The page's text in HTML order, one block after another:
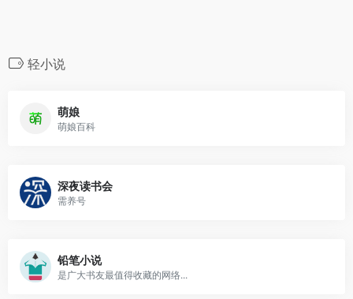
轻小说
萌娘
萌娘百科
深夜读书会
需养号
铅笔小说
是广大书友最值得收藏的网络...